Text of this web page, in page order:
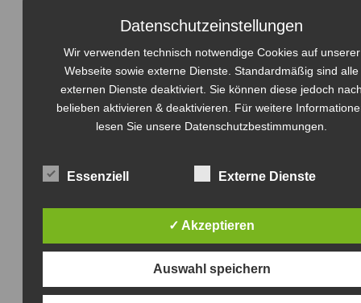
.
„Wir von der KIR sind eine wachsende
Gruppe Riedbergerinnen und Riedberger,
die sich dafür einsetzen, den Riedberg bis
Riedberg ein Klimaschutz-Leuchtturm für
„In verschiedenen Arbeitsgruppen
beschäftigen wir uns mit den wichtigsten
Themen rund um den Klimaschutz: CO2-
Reduktion, Solar auf die Dächer,
Datenschutzeinstellungen
Wir verwenden technisch notwendige Cookies auf unserer
Webseite sowie externe Dienste. Standardmäßig sind alle
externen Dienste deaktiviert. Sie können diese jedoch
belieben aktivieren & deaktivieren. Für weitere
lesen Sie unsere Datenschutzbestimmungen.
Essenziell Externe Dienste
✓ Akzeptieren
Auswahl speichern